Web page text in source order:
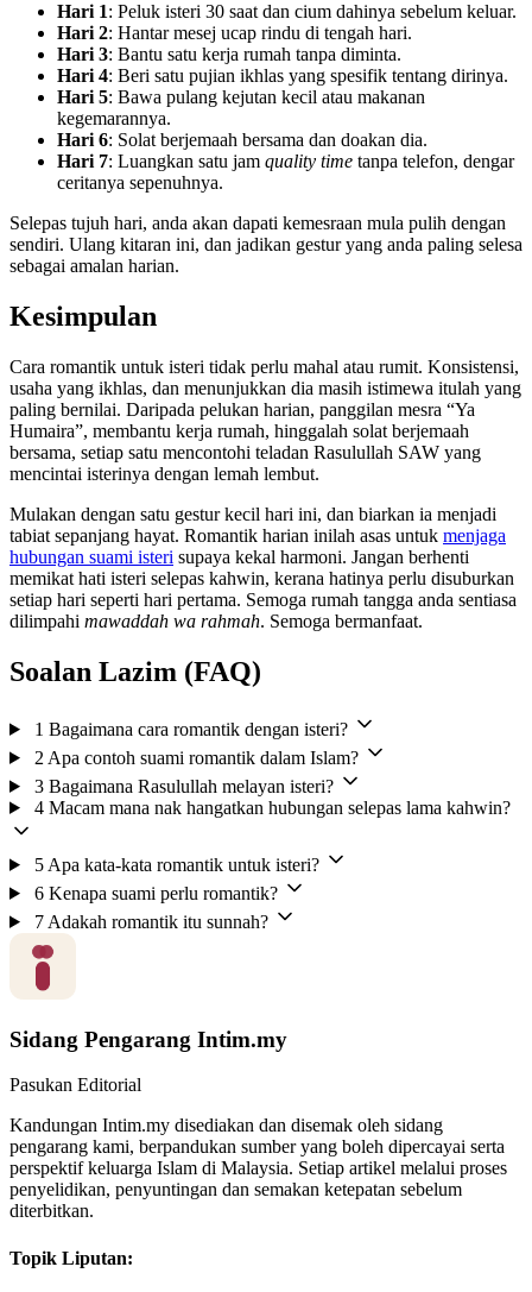
Hari 1: Peluk isteri 30 saat dan cium dahinya sebelum keluar.
Hari 2: Hantar mesej ucap rindu di tengah hari.
Hari 3: Bantu satu kerja rumah tanpa diminta.
Hari 4: Beri satu pujian ikhlas yang spesifik tentang dirinya.
Hari 5: Bawa pulang kejutan kecil atau makanan
kegemarannya.
Hari 6: Solat berjemaah bersama dan doakan dia.
Hari 7: Luangkan satu jam quality time tanpa telefon, dengar
ceritanya sepenuhnya.
Selepas tujuh hari, anda akan dapati kemesraan mula pulih dengan
sendiri. Ulang kitaran ini, dan jadikan gestur yang anda paling selesa
sebagai amalan harian.
Kesimpulan
Cara romantik untuk isteri tidak perlu mahal atau rumit. Konsistensi,
usaha yang ikhlas, dan menunjukkan dia masih istimewa itulah yang
paling bernilai. Daripada pelukan harian, panggilan mesra “Ya
Humaira”, membantu kerja rumah, hinggalah solat berjemaah
bersama, setiap satu mencontohi teladan Rasulullah SAW yang
mencintai isterinya dengan lemah lembut.
Mulakan dengan satu gestur kecil hari ini, dan biarkan ia menjadi
tabiat sepanjang hayat. Romantik harian inilah asas untuk menjaga
hubungan suami isteri supaya kekal harmoni. Jangan berhenti
memikat hati isteri selepas kahwin, kerana hatinya perlu disuburkan
setiap hari seperti hari pertama. Semoga rumah tangga anda sentiasa
dilimpahi mawaddah wa rahmah. Semoga bermanfaat.
Soalan Lazim (FAQ)
1 Bagaimana cara romantik dengan isteri?
2 Apa contoh suami romantik dalam Islam?
3 Bagaimana Rasulullah melayan isteri?
4 Macam mana nak hangatkan hubungan selepas lama kahwin?
5 Apa kata-kata romantik untuk isteri?
6 Kenapa suami perlu romantik?
7 Adakah romantik itu sunnah?
Sidang Pengarang Intim.my
Pasukan Editorial
Kandungan Intim.my disediakan dan disemak oleh sidang
pengarang kami, berpandukan sumber yang boleh dipercayai serta
perspektif keluarga Islam di Malaysia. Setiap artikel melalui proses
penyelidikan, penyuntingan dan semakan ketepatan sebelum
diterbitkan.
Topik Liputan: